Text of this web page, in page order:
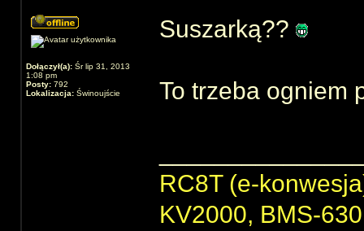
Dołączył(a): Śr lip 31, 2013
1:08 pm
Posty: 792
Lokalizacja: Świnoujście
Suszarką??
To trzeba ogniem
RC8T (e-
KV2000, BMS-